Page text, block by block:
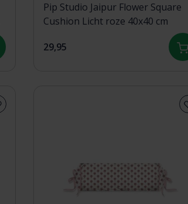
Pip Studio Jaipur Flower Square
Cushion Licht roze 40x40 cm
29,95